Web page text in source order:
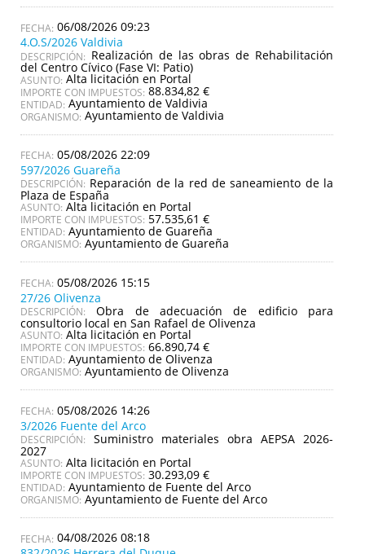
06/08/2026 09:23
4.O.S/2026 Valdivia
DESCRIPCIÓN: Realización de las obras de Rehabilitación
del Centro Cívico (Fase VI: Patio)
ASUNTO: Alta licitación en Portal
IMPORTE CON IMPUESTOS: 88.834,82 €
ENTIDAD: Ayuntamiento de Valdivia
ORGANISMO: Ayuntamiento de Valdivia
05/08/2026 22:09
597/2026 Guareña
DESCRIPCIÓN: Reparación de la red de saneamiento de la
Plaza de España
ASUNTO: Alta licitación en Portal
IMPORTE CON IMPUESTOS: 57.535,61 €
ENTIDAD: Ayuntamiento de Guareña
ORGANISMO: Ayuntamiento de Guareña
05/08/2026 15:15
27/26 Olivenza
DESCRIPCIÓN: Obra de adecuación de edificio para
consultorio local en San Rafael de Olivenza
ASUNTO: Alta licitación en Portal
IMPORTE CON IMPUESTOS: 66.890,74 €
ENTIDAD: Ayuntamiento de Olivenza
ORGANISMO: Ayuntamiento de Olivenza
05/08/2026 14:26
3/2026 Fuente del Arco
DESCRIPCIÓN: Suministro materiales obra AEPSA 2026-
2027
ASUNTO: Alta licitación en Portal
IMPORTE CON IMPUESTOS: 30.293,09 €
ENTIDAD: Ayuntamiento de Fuente del Arco
ORGANISMO: Ayuntamiento de Fuente del Arco
04/08/2026 08:18